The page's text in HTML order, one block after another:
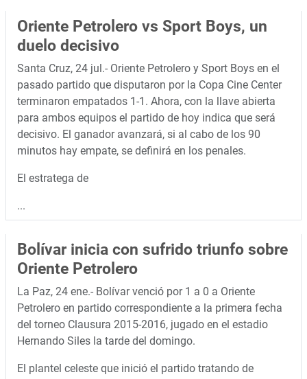
Oriente Petrolero vs Sport Boys, un
duelo decisivo
Santa Cruz, 24 jul.- Oriente Petrolero y Sport Boys en el
pasado partido que disputaron por la Copa Cine Center
terminaron empatados 1-1. Ahora, con la llave abierta
para ambos equipos el partido de hoy indica que será
decisivo. El ganador avanzará, si al cabo de los 90
minutos hay empate, se definirá en los penales.
El estratega de
...
Bolívar inicia con sufrido triunfo sobre
Oriente Petrolero
La Paz, 24 ene.- Bolívar venció por 1 a 0 a Oriente
Petrolero en partido correspondiente a la primera fecha
del torneo Clausura 2015-2016, jugado en el estadio
Hernando Siles la tarde del domingo.
El plantel celeste que inició el partido tratando de